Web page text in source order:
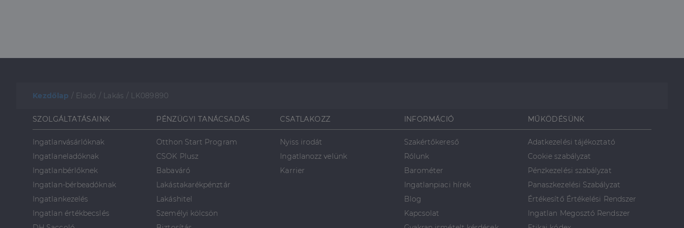
Kezdőlap / Eladó / Lakás / LK089890
SZOLGÁLTATÁSAINK
Ingatlanvásárlóknak
Ingatlaneladóknak
Ingatlanbérlőknek
Ingatlan-bérbeadóknak
Ingatlankezelés
Ingatlan értékbecslés
PÉNZÜGYI TANÁCSADÁS
Otthon Start Program
CSOK Plusz
Babaváró
Lakástakarékpénztár
Lakáshitel
Személyi kölcsön
CSATLAKOZZ
Nyiss irodát
Ingatlanozz velünk
Karrier
INFORMÁCIÓ
Szakértőkereső
Rólunk
Barométer
Ingatlanpiaci hírek
Blog
Kapcsolat
MŰKÖDÉSÜNK
Adatkezelési tájékoztató
Cookie szabályzat
Pénzkezelési szabályzat
Panaszkezelési Szabályzat
Értékesítő Értékelési Rendszer
Ingatlan Megosztó Rendszer